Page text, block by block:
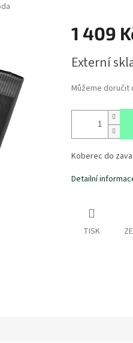
1 409
cena:
Externí
Můžeme doručit
Koberec do
Detailní
TISK